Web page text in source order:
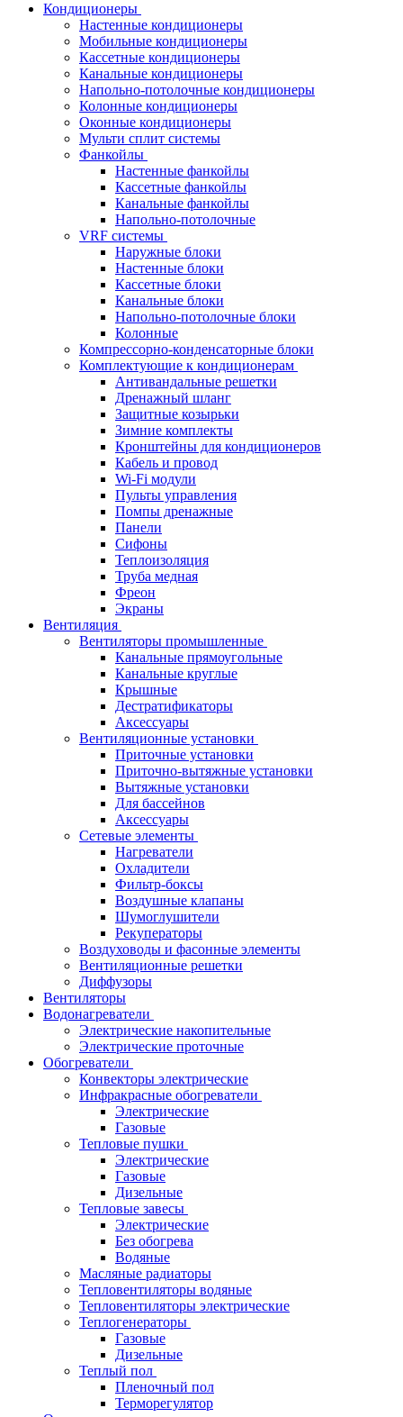
Кондиционеры
Настенные кондиционеры
Мобильные кондиционеры
Кассетные кондиционеры
Канальные кондиционеры
Напольно-потолочные кондиционеры
Колонные кондиционеры
Оконные кондиционеры
Мульти сплит системы
Фанкойлы
Настенные фанкойлы
Кассетные фанкойлы
Канальные фанкойлы
Напольно-потолочные
VRF системы
Наружные блоки
Настенные блоки
Кассетные блоки
Канальные блоки
Напольно-потолочные блоки
Колонные
Компрессорно-конденсаторные блоки
Комплектующие к кондиционерам
Антивандальные решетки
Дренажный шланг
Защитные козырьки
Зимние комплекты
Кронштейны для кондиционеров
Кабель и провод
Wi-Fi модули
Пульты управления
Помпы дренажные
Панели
Сифоны
Теплоизоляция
Труба медная
Фреон
Экраны
Вентиляция
Вентиляторы промышленные
Канальные прямоугольные
Канальные круглые
Крышные
Дестратификаторы
Аксессуары
Вентиляционные установки
Приточные установки
Приточно-вытяжные установки
Вытяжные установки
Для бассейнов
Аксессуары
Сетевые элементы
Нагреватели
Охладители
Фильтр-боксы
Воздушные клапаны
Шумоглушители
Рекуператоры
Воздуховоды и фасонные элементы
Вентиляционные решетки
Диффузоры
Вентиляторы
Водонагреватели
Электрические накопительные
Электрические проточные
Обогреватели
Конвекторы электрические
Инфракрасные обогреватели
Электрические
Газовые
Тепловые пушки
Электрические
Газовые
Дизельные
Тепловые завесы
Электрические
Без обогрева
Водяные
Масляные радиаторы
Тепловентиляторы водяные
Тепловентиляторы электрические
Теплогенераторы
Газовые
Дизельные
Теплый пол
Пленочный пол
Терморегулятор